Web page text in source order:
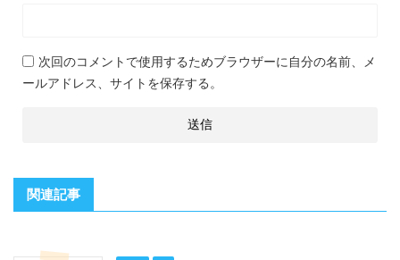
次回のコメントで使用するためブラウザーに自分の名前、メ
ールアドレス、サイトを保存する。
関連記事